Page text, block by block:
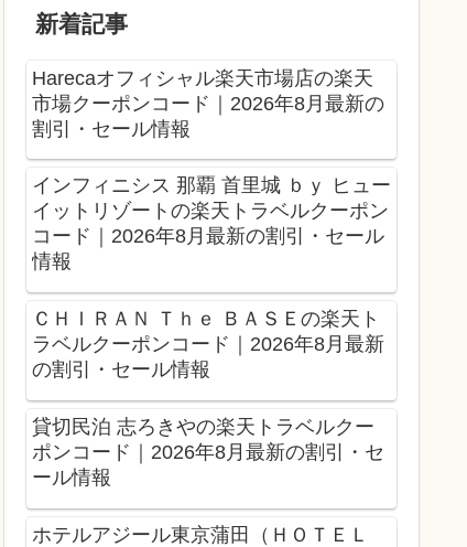
新着記事
Harecaオフィシャル楽天市場店の楽天
市場クーポンコード｜2026年8月最新の
割引・セール情報
インフィニシス 那覇 首里城 ｂｙ ヒュー
イットリゾートの楽天トラベルクーポン
コード｜2026年8月最新の割引・セール
情報
ＣＨＩＲＡＮ Ｔｈｅ ＢＡＳＥの楽天ト
ラベルクーポンコード｜2026年8月最新
の割引・セール情報
貸切民泊 志ろきやの楽天トラベルクー
ポンコード｜2026年8月最新の割引・セ
ール情報
ホテルアジール東京蒲田（ＨＯＴＥＬ